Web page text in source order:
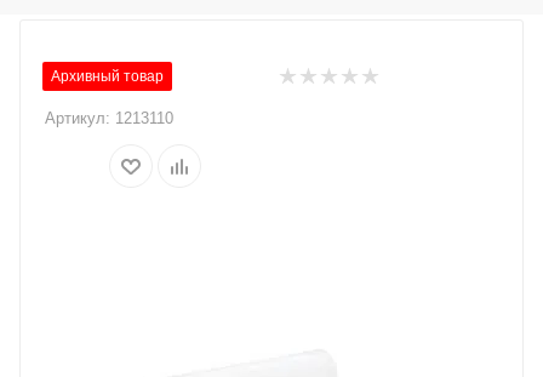
Архивный товар
Артикул: 1213110